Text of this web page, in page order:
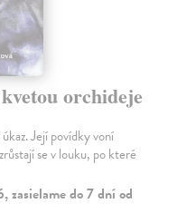
orchideje
Její povídky voní
se v louku, po které
zasielame do 7 dní od